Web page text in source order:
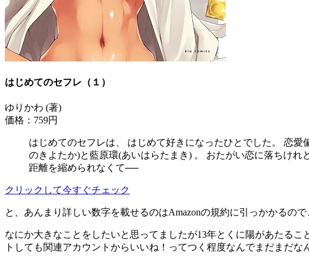
はじめてのセフレ（１）
ゆりかわ (著)
価格：759円
はじめてのセフレは、 はじめて好きになったひとでした。 恋
のきよたか)と藍原環(あいはらたまき) 。 おたがい恋に落ちけ
距離を縮められなくて──
クリックして今すぐチェック
と、あんまり詳しい数字を載せるのはAmazonの規約に引っかかるの
なにか大きなことをしたいと思ってましたが13年とくに陽があたる
トしても関連アカウントからいいね！ってつく程度なんでまだまだ